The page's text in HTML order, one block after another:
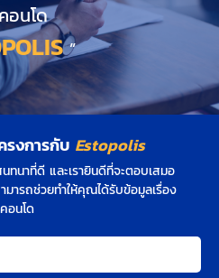
อนโด
”
งการกับ Estopolis
ทนาที่ดี และเรายินดีที่จะตอบเสมอ
มารถช่วยทำให้คุณได้รับข้อมูลเรื่อง
คอนโด